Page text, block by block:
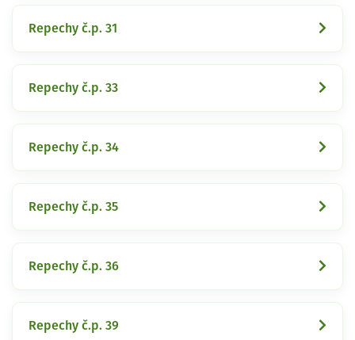
Repechy č.p. 31
Repechy č.p. 33
Repechy č.p. 34
Repechy č.p. 35
Repechy č.p. 36
Repechy č.p. 39